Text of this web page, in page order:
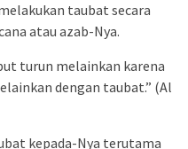
taubat secara
atau azab-Nya.
turun melainkan karena
dengan taubat.” (Al
kepada-Nya terutama